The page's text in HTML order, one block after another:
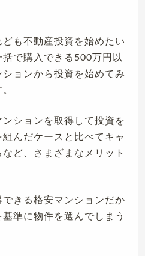
も不動産投資を始めたい
で購入できる500万円以
ョンから投資を始めてみ
ションを取得して投資を
んだケースと比べてキャ
ど、さまざまなメリット
きる格安マンションだか
準に物件を選んでしまう